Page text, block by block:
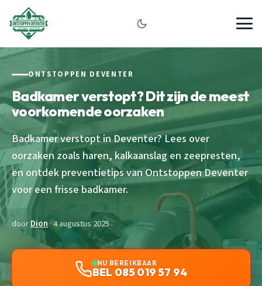
ONTSTOPPEN DEVENTER
Badkamer verstopt? Dit zijn de meest
voorkomende oorzaken
Badkamer verstopt in Deventer? Lees over
oorzaken zoals haren, kalkaanslag en zeepresten,
en ontdek preventietips van Ontstoppen Deventer
voor een frisse badkamer.
doorDion· 4 augustus 2025
NU BEREIKBAAR
BEL 085 019 57 94